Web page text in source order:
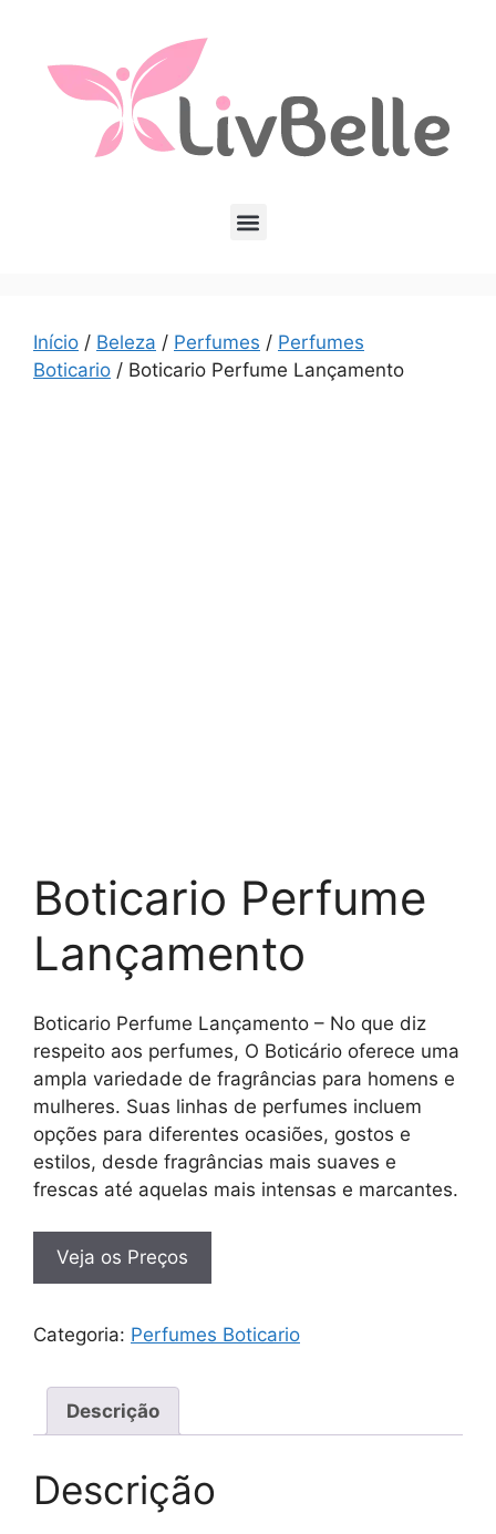
Início / Beleza / Perfumes / Perfumes
Boticario / Boticario Perfume Lançamento
Boticario Perfume
Lançamento
Boticario Perfume Lançamento – No que diz
respeito aos perfumes, O Boticário oferece uma
ampla variedade de fragrâncias para homens e
mulheres. Suas linhas de perfumes incluem
opções para diferentes ocasiões, gostos e
estilos, desde fragrâncias mais suaves e
frescas até aquelas mais intensas e marcantes.
Veja os Preços
Categoria: Perfumes Boticario
Descrição
Descrição